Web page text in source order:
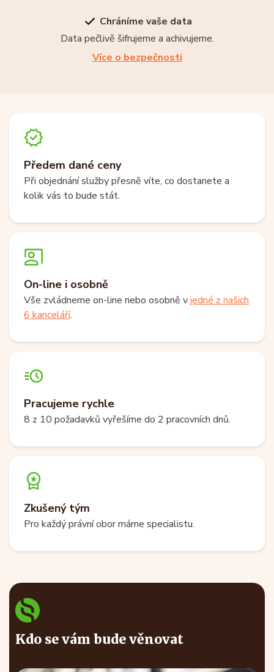
Chráníme vaše data
Data pečlivě šifrujeme a achivujeme.
Více o bezpečnosti
Předem dané ceny
Při objednání služby přesně víte, co dostanete a
kolik vás to bude stát.
On-line i osobně
Vše zvládneme on-line nebo osobně vjedné z našich
6 kanceláří.
Pracujeme rychle
8 z 10 požadavků vyřešíme do 2 pracovních dnů.
Zkušený tým
Pro každý právní obor máme specialistu.
Kdo se vám bude věnovat